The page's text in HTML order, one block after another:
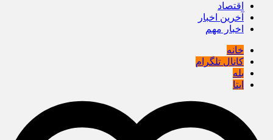
اقتصاد
آخرین اخبار
اخبار مهم
خانه
کانال تلگرام
بله
ایتا